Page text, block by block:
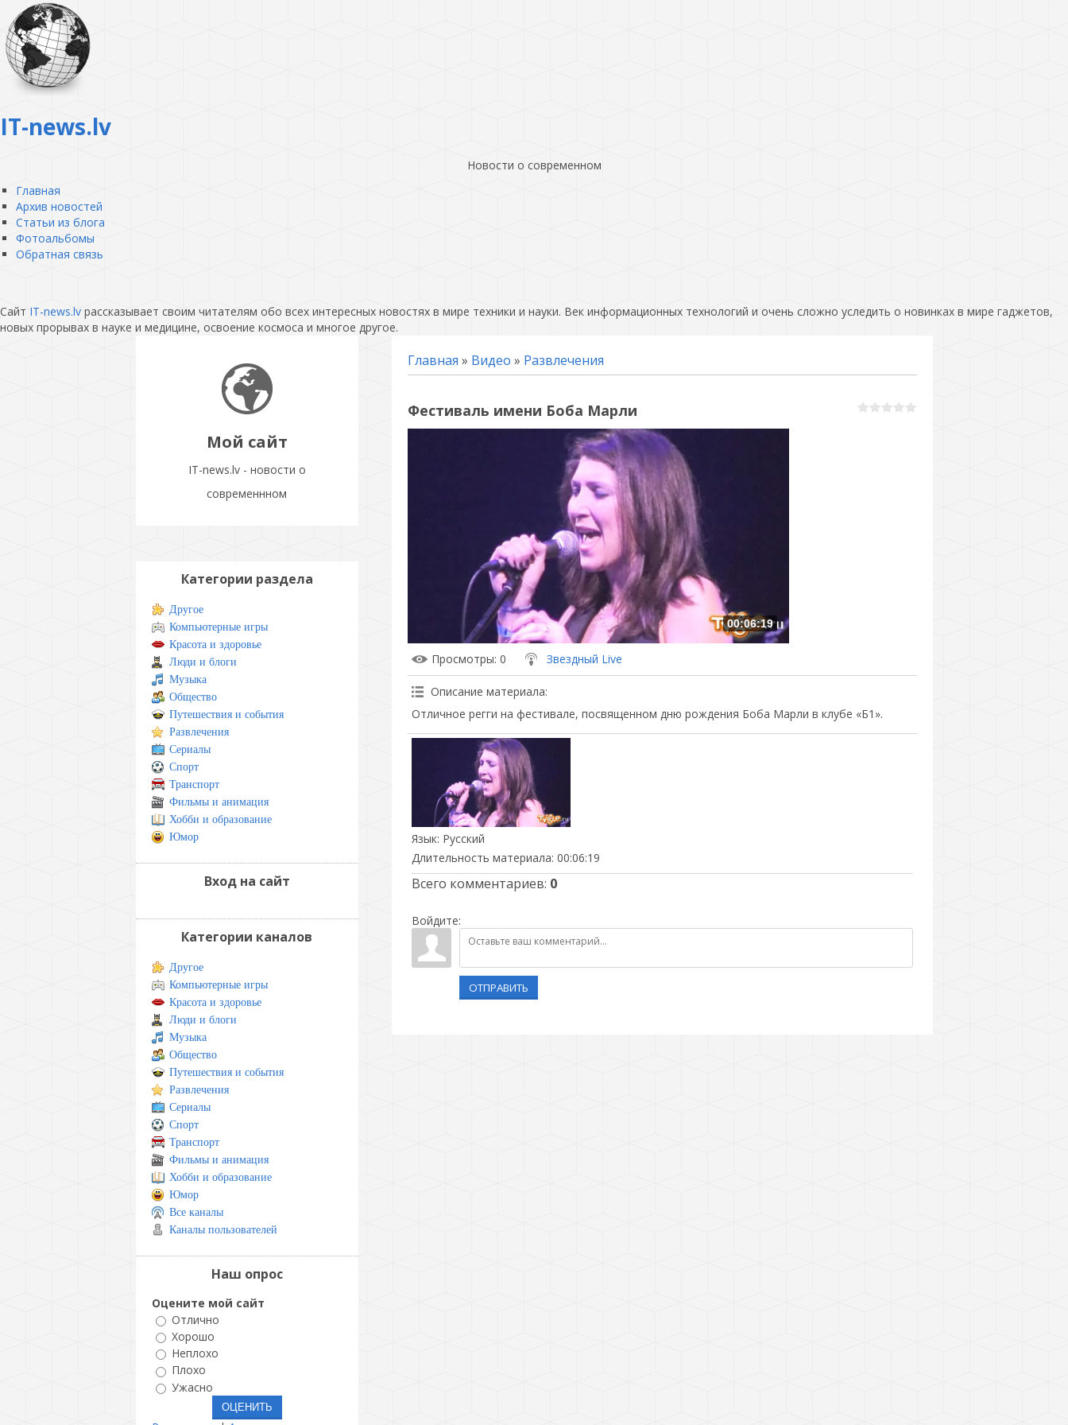
IT-news.lv
Новости о современном
Главная
Архив новостей
Статьи из блога
Фотоальбомы
Обратная связь
Сайт IT-news.lv рассказывает своим читателям обо всех интересных новостях в мире техники и науки. Век информационных технологий и очень сложно уследить о новинках в мире гаджетов,
новых прорывах в науке и медицине, освоение космоса и многое другое.
Мой сайт
IT-news.lv - новости о
современнном
Главная » Видео » Развлечения
Фестиваль имени Боба Марли
00:06:19
Просмотры: 0 Звездный Live
Описание материала:
Отличное регги на фестивале, посвященном дню рождения Боба Марли в клубе «Б1».
Язык: Русский
Длительность материала: 00:06:19
Всего комментариев: 0
Войдите:
ОТПРАВИТЬ
Категории раздела
Другое
Компьютерные игры
Красота и здоровье
Люди и блоги
Музыка
Общество
Путешествия и события
Развлечения
Сериалы
Спорт
Транспорт
Фильмы и анимация
Хобби и образование
Юмор
Вход на сайт
Категории каналов
Другое
Компьютерные игры
Красота и здоровье
Люди и блоги
Музыка
Общество
Путешествия и события
Развлечения
Сериалы
Спорт
Транспорт
Фильмы и анимация
Хобби и образование
Юмор
Все каналы
Каналы пользователей
Наш опрос
Оцените мой сайт
Отлично
Хорошо
Неплохо
Плохо
Ужасно